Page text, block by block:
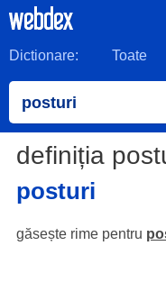
Dictionare: Toate
definiția
posturi
găsește rime pentru